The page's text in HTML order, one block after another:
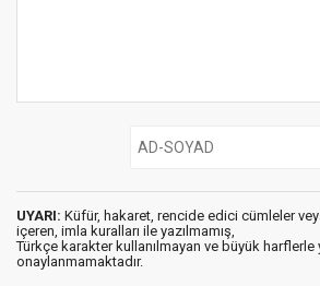
UYARI: Küfür, hakaret, rencide edici cümleler
içeren, imla kuralları ile yazılmamış,
Türkçe karakter kullanılmayan ve büyük harflerle
onaylanmamaktadır.